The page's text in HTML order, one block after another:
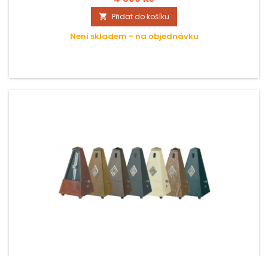
 Přidat do košíku
Není skladem - na objednávku